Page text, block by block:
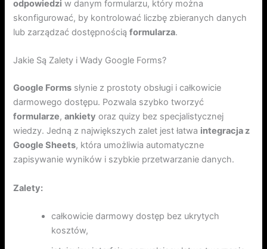
odpowiedzi w danym formularzu, który można
skonfigurować, by kontrolować liczbę zbieranych danych
lub zarządzać dostępnościąformularza.
Jakie Są Zalety i Wady Google Forms?
Google Forms słynie z prostoty obsługi i całkowicie
darmowego dostępu. Pozwala szybko tworzyć
formularze,ankiety oraz quizy bez specjalistycznej
wiedzy. Jedną z największych zalet jest łatwa integracja z
Google Sheets, która umożliwia automatyczne
zapisywanie wyników i szybkie przetwarzanie danych.
Zalety:
całkowicie darmowy dostęp bez ukrytych
kosztów,